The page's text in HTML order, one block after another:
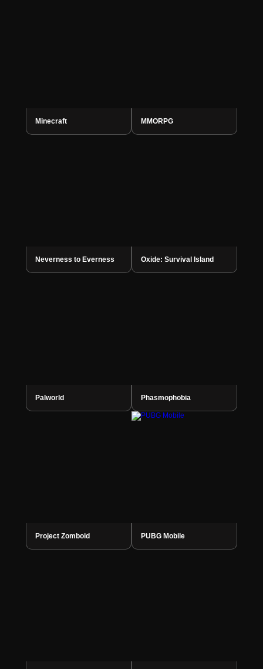
Minecraft MMORPG
Neverness to Everness Oxide: Survival Island
Palworld Phasmophobia
Project Zomboid PUBG Mobile